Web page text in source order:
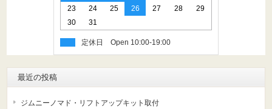
23
24 25 26 27 28
29
30
31
定休日
最近の投稿
ジムニーノマド・リフトアップキット取付